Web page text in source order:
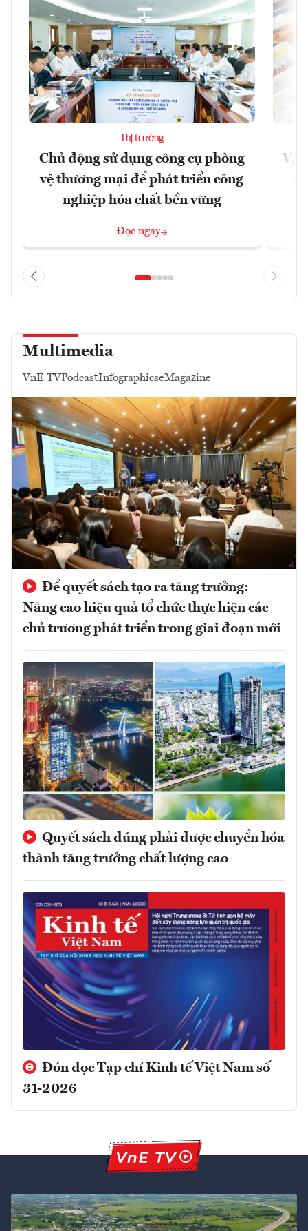
Thị trường
Chủ động sử dụng công cụ phòng
vệ thương mại để phát triển công
nghiệp hóa chất bền vững
Đọc ngay
Multimedia
VnE TVPodcastInfographicseMagazine
Để quyết sách tạo ra tăng trưởng:
Nâng cao hiệu quả tổ chức thực hiện các
chủ trương phát triển trong giai đoạn mới
Quyết sách đúng phải được chuyển hóa
thành tăng trưởng chất lượng cao
Đón đọc Tạp chí Kinh tế Việt Nam số
31-2026